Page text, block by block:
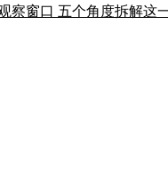
窗口 五个角度拆解这